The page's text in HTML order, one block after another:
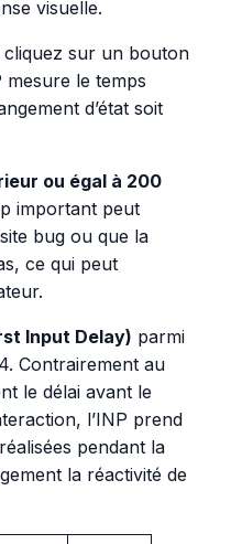
visuelle.
sur un bouton
le temps
d’état soit
ou égal à 200
important peut
bug ou que la
ce qui peut
Input Delay) parmi
Contrairement au
le délai avant le
l’INP prend
pendant la
la réactivité de